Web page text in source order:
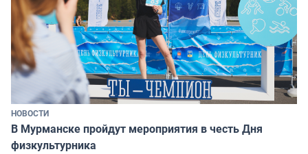
НОВОСТИ
В Мурманске пройдут мероприятия в честь Дня
физкультурника